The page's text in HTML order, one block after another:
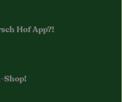
Hof App?!
Shop!